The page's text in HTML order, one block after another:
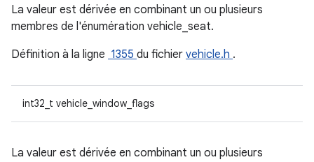
La valeur est dérivée en combinant un ou plusieurs
membres de l'énumération vehicle_seat.
Définition à la ligne 1355 du fichier vehicle.h .
int32_t vehicle_window_flags
La valeur est dérivée en combinant un ou plusieurs